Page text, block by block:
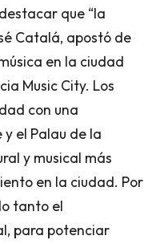
que “la
Catalá, apostó de
en la ciudad
Music City. Los
con una
el Palau de la
y musical más
en la ciudad. Por
tanto el
para potenciar